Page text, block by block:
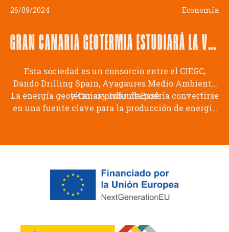
26/09/2024 Economía
GRAN CANARIA GEOTERMIA ESTUDIARÁ LA VIABILIDAD DE OBTENER ENERGÍA DEL INTERIOR DE LA TIERRA EN LA COMARCA SURESTE
Esta sociedad es un consorcio entre el CIEGC,
Dando Drilling Spain, Ayagaures Medio Ambiente
y Canary Islands Base
La energía geotérmica profunda podría convertirse
en una fuente clave para la producción de energía